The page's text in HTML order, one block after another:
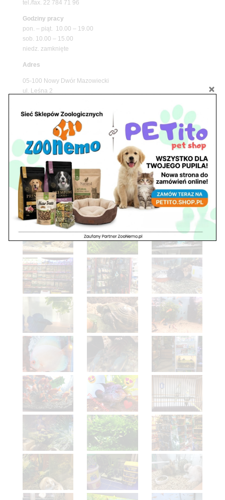
tel./fax. 22 784 71 96
Godziny pracy
pon. – piąt. 10.00 – 19.00
sob. 10.00 – 15.00
niedz. zamknięte
Adres
05-100 Nowy Dwór Mazowiecki
ul. Leśna 2
Godziny pracy
pon. – piąt. 10.00 – 19.00
sob. 8.00 – 15.00
niedz. zamknięte